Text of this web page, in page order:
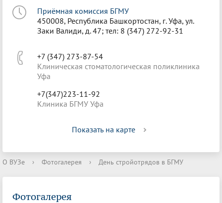
Приёмная комиссия БГМУ
450008, Республика Башкортостан, г. Уфа, ул.
Заки Валиди, д. 47; тел: 8 (347) 272-92-31
+7 (347) 273-87-54
Клиническая стоматологическая поликлиника
Уфа
+7(347)223-11-92
Клиника БГМУ Уфа
Показать на карте
О ВУЗе › Фотогалерея › День стройотрядов в БГМУ
Фотогалерея